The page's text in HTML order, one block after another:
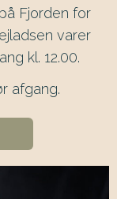
Fjorden for
varer
kl. 12.00.
afgang.